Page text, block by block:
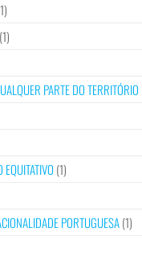
(1)
PARTE DO TERRITÓRIO
(1)
PORTUGUESA(1)